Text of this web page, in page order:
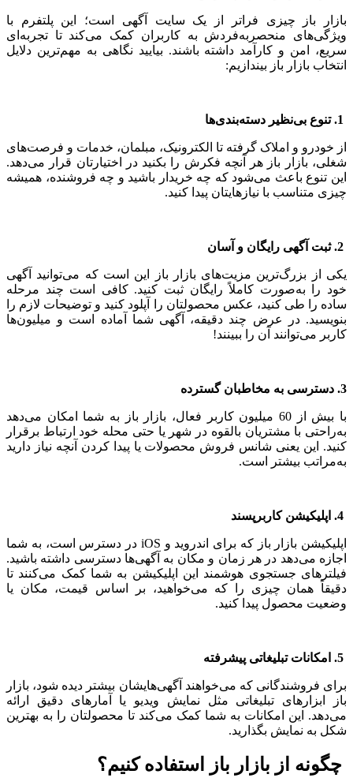
بازار باز چیزی فراتر از یک سایت آگهی است؛ این پلتفرم با
ویژگی‌های منحصربه‌فردش به کاربران کمک می‌کند تا تجربه‌ای
سریع، امن و کارآمد داشته باشند. بیایید نگاهی به مهم‌ترین دلایل
انتخاب بازار باز بیندازیم:
از خودرو و املاک گرفته تا الکترونیک، مبلمان، خدمات و فرصت‌های
شغلی، بازار باز هر آنچه فکرش را بکنید در اختیارتان قرار می‌دهد.
این تنوع باعث می‌شود که چه خریدار باشید و چه فروشنده، همیشه
چیزی متناسب با نیازهایتان پیدا کنید.
یکی از بزرگ‌ترین مزیت‌های بازار باز این است که می‌توانید آگهی
خود را به‌صورت کاملاً رایگان ثبت کنید. کافی است چند مرحله
ساده را طی کنید، عکس محصولتان را آپلود کنید و توضیحات لازم را
بنویسید. در عرض چند دقیقه، آگهی شما آماده است و میلیون‌ها
کاربر می‌توانند آن را ببینند!
3. دسترسی به مخاطبان گسترده
با بیش از 60 میلیون کاربر فعال، بازار باز به شما امکان می‌دهد
به‌راحتی با مشتریان بالقوه در شهر یا حتی محله خود ارتباط برقرار
کنید. این یعنی شانس فروش محصولات یا پیدا کردن آنچه نیاز دارید
به‌مراتب بیشتر است.
اپلیکیشن بازار باز که برای اندروید و iOS در دسترس است، به شما
اجازه می‌دهد در هر زمان و مکان به آگهی‌ها دسترسی داشته باشید.
فیلترهای جستجوی هوشمند این اپلیکیشن به شما کمک می‌کنند تا
دقیقاً همان چیزی را که می‌خواهید، بر اساس قیمت، مکان یا
وضعیت محصول پیدا کنید.
برای فروشندگانی که می‌خواهند آگهی‌هایشان بیشتر دیده شود، بازار
باز ابزارهای تبلیغاتی مثل نمایش ویدیو یا آمارهای دقیق ارائه
می‌دهد. این امکانات به شما کمک می‌کند تا محصولتان را به بهترین
شکل به نمایش بگذارید.
چگونه از بازار باز استفاده کنیم؟